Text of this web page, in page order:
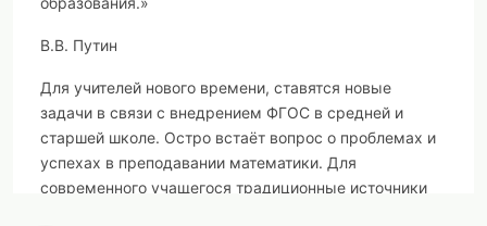
В.В. Путин
Для учителей нового времени, ставятся новые
задачи в связи с внедрением ФГОС в средней и
старшей школе. Остро встаёт вопрос о проблемах и
успехах в преподавании математики. Для
современного учащегося традиционные источники